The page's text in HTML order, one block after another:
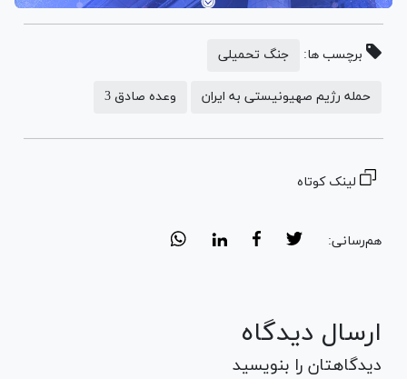
برچسب ها: جنگ تحمیلی
حمله رژیم صهیونیستی به ایران وعده صادق 3
لینک کوتاه
هم‌رسانی:
ارسال دیدگاه
دیدگاهتان را بنویسید